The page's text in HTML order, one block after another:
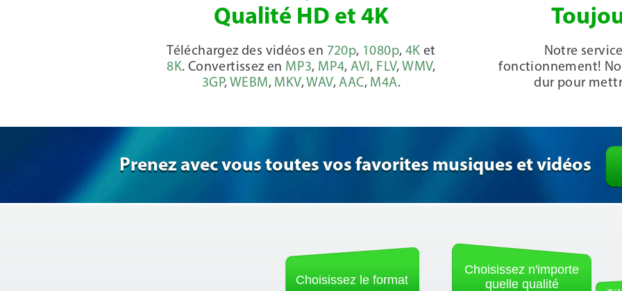
Qualité HD et 4K
Téléchargez des vidéos en 720p, 1080p, 4K et
8K. Convertissez en MP3, MP4,AVI, FLV, WMV,
3GP, WEBM, MKV, WAV,AAC, M4A.
Notre
fonctionnement!
dur pour
Prenez avec vous toutes vos favorites musiques et vidéos
Choisissez le format
Choisissez n'importe
quelle qualité